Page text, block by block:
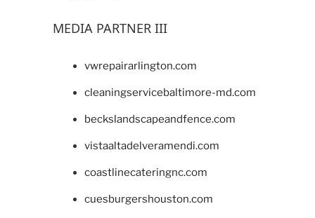
MEDIA PARTNER III
vwrepairarlington.com
cleaningservicebaltimore-md.com
beckslandscapeandfence.com
vistaaltadelveramendi.com
coastlinecateringnc.com
cuesburgershouston.com